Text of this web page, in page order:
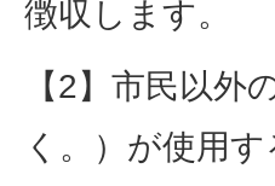
徴収します。
【2】市民以外
く。）が使用